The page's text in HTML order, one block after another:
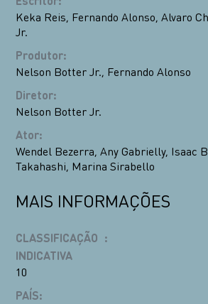
Keka Reis, Fernando Alonso,Alvaro
Jr.
Produtor:
Nelson Botter Jr., Fernando Alonso
Diretor:
Nelson Botter Jr.
Ator:
Wendel Bezerra,Any Gabrielly, Isaac
Takahashi, Marina Sirabello
MAIS INFORMAÇÕES
CLASSIFICAÇÃO
INDICATIVA
:
10
PAÍS: